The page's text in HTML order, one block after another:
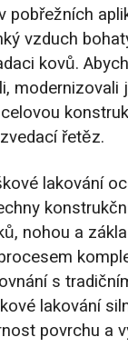
pobřežních
vzduch
kovů.
řetěz.
lakování
nohou a
s
lakování
povrchu a